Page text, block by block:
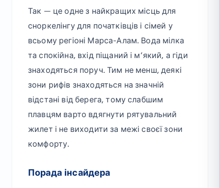
Так — це одне з найкращих місць для
сноркелінгу для початківців і сімей у
всьому регіоні Марса-Алам. Вода мілка
та спокійна, вхід піщаний і м’який, а гіди
знаходяться поруч. Тим не менш, деякі
зони рифів знаходяться на значній
відстані від берега, тому слабшим
плавцям варто вдягнути рятувальний
жилет і не виходити за межі своєї зони
комфорту.
Порада інсайдера